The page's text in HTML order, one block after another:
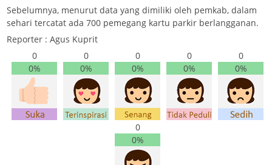
Sebelumnya, menurut data yang dimiliki oleh pemkab, dalam
sehari tercatat ada 700 pemegang kartu parkir berlangganan.
Reporter : Agus Kuprit
0
0%
0
0%
0
0%
0
0%
0
0%
0
0%